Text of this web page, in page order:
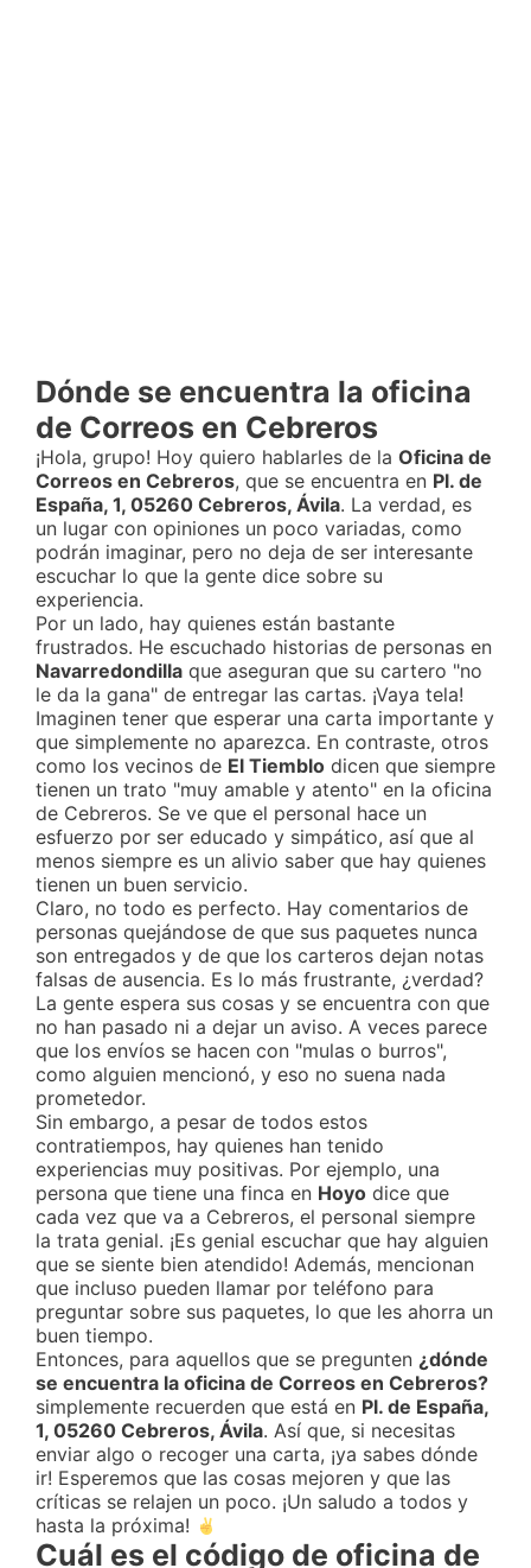
Dónde se encuentra la oficina
de Correos en Cebreros
¡Hola, grupo! Hoy quiero hablarles de la Oficina de
Correos en Cebreros, que se encuentra en Pl. de
España, 1, 05260 Cebreros, Ávila. La verdad, es
un lugar con opiniones un poco variadas, como
podrán imaginar, pero no deja de ser interesante
escuchar lo que la gente dice sobre su
experiencia.
Por un lado, hay quienes están bastante
frustrados. He escuchado historias de personas en
Navarredondilla que aseguran que su cartero "no
le da la gana" de entregar las cartas. ¡Vaya tela!
Imaginen tener que esperar una carta importante y
que simplemente no aparezca. En contraste, otros
como los vecinos de El Tiemblo dicen que siempre
tienen un trato "muy amable y atento" en la oficina
de Cebreros. Se ve que el personal hace un
esfuerzo por ser educado y simpático, así que al
menos siempre es un alivio saber que hay quienes
tienen un buen servicio.
Claro, no todo es perfecto. Hay comentarios de
personas quejándose de que sus paquetes nunca
son entregados y de que los carteros dejan notas
falsas de ausencia. Es lo más frustrante, ¿verdad?
La gente espera sus cosas y se encuentra con que
no han pasado ni a dejar un aviso. A veces parece
que los envíos se hacen con "mulas o burros",
como alguien mencionó, y eso no suena nada
prometedor.
Sin embargo, a pesar de todos estos
contratiempos, hay quienes han tenido
experiencias muy positivas. Por ejemplo, una
persona que tiene una finca en Hoyo dice que
cada vez que va a Cebreros, el personal siempre
la trata genial. ¡Es genial escuchar que hay alguien
que se siente bien atendido! Además, mencionan
que incluso pueden llamar por teléfono para
preguntar sobre sus paquetes, lo que les ahorra un
buen tiempo.
Entonces, para aquellos que se pregunten ¿dónde
se encuentra la oficina de Correos en Cebreros?
simplemente recuerden que está en Pl. de España,
1, 05260 Cebreros, Ávila. Así que, si necesitas
enviar algo o recoger una carta, ¡ya sabes dónde
ir! Esperemos que las cosas mejoren y que las
críticas se relajen un poco. ¡Un saludo a todos y
hasta la próxima!
Cuál es el código de oficina de